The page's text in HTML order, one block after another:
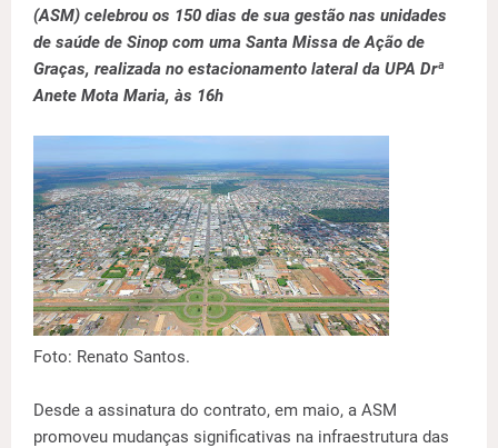
(ASM) celebrou os 150 dias de sua gestão nas unidades
de saúde de Sinop com uma Santa Missa de Ação de
Graças, realizada no estacionamento lateral da UPA Drª
Anete Mota Maria, às 16h
Foto: Renato Santos.
Desde a assinatura do contrato, em maio, a ASM
promoveu mudanças significativas na infraestrutura das